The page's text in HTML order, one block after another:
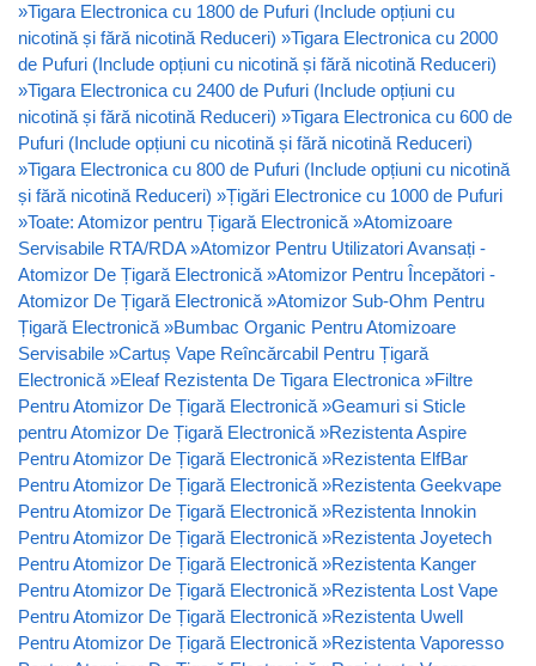
»Tigara Electronica cu 1800 de Pufuri (Include opțiuni cu
nicotină și fără nicotină Reduceri) »Tigara Electronica cu 2000
de Pufuri (Include opțiuni cu nicotină și fără nicotină Reduceri)
»Tigara Electronica cu 2400 de Pufuri (Include opțiuni cu
nicotină și fără nicotină Reduceri) »Tigara Electronica cu 600 de
Pufuri (Include opțiuni cu nicotină și fără nicotină Reduceri)
»Tigara Electronica cu 800 de Pufuri (Include opțiuni cu nicotină
și fără nicotină Reduceri) »Țigări Electronice cu 1000 de Pufuri
»Toate: Atomizor pentru Țigară Electronică »Atomizoare
Servisabile RTA/RDA »Atomizor Pentru Utilizatori Avansați -
Atomizor De Țigară Electronică »Atomizor Pentru Începători -
Atomizor De Țigară Electronică »Atomizor Sub-Ohm Pentru
Țigară Electronică »Bumbac Organic Pentru Atomizoare
Servisabile »Cartuș Vape Reîncărcabil Pentru Țigară
Electronică »Eleaf Rezistenta De Tigara Electronica »Filtre
Pentru Atomizor De Țigară Electronică »Geamuri si Sticle
pentru Atomizor De Țigară Electronică »Rezistenta Aspire
Pentru Atomizor De Țigară Electronică »Rezistenta ElfBar
Pentru Atomizor De Țigară Electronică »Rezistenta Geekvape
Pentru Atomizor De Țigară Electronică »Rezistenta Innokin
Pentru Atomizor De Țigară Electronică »Rezistenta Joyetech
Pentru Atomizor De Țigară Electronică »Rezistenta Kanger
Pentru Atomizor De Țigară Electronică »Rezistenta Lost Vape
Pentru Atomizor De Țigară Electronică »Rezistenta Uwell
Pentru Atomizor De Țigară Electronică »Rezistenta Vaporesso